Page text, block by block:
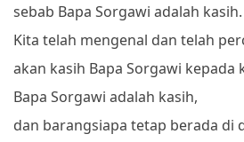
sebab Bapa Sorgawi adalah kasih.
Kita telah mengenal dan telah
akan kasih Bapa Sorgawi kepada
Bapa Sorgawi adalah kasih,
dan barangsiapa tetap berada di